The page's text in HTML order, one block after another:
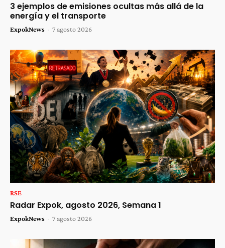
3 ejemplos de emisiones ocultas más allá de la
energía y el transporte
ExpokNews - 7 agosto 2026
RSE
Radar Expok, agosto 2026, Semana 1
ExpokNews - 7 agosto 2026